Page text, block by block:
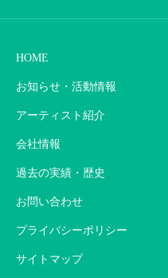
HOME
お知らせ・活動情報
アーティスト紹介
会社情報
過去の実績・歴史
お問い合わせ
プライバシーポリシー
サイトマップ